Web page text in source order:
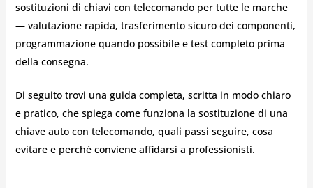
sostituzioni di chiavi con telecomando per tutte le marche
— valutazione rapida, trasferimento sicuro dei componenti,
programmazione quando possibile e test completo prima
della consegna.
Di seguito trovi una guida completa, scritta in modo chiaro
e pratico, che spiega come funziona la sostituzione di una
chiave auto con telecomando, quali passi seguire, cosa
evitare e perché conviene affidarsi a professionisti.